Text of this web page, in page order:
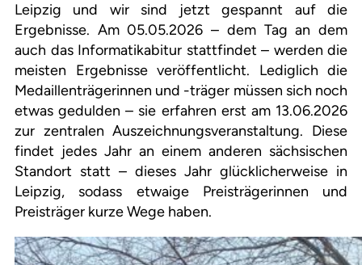
Leipzig und wir sind jetzt gespannt auf die
Ergebnisse. Am 05.05.2026 – dem Tag an dem
auch das Informatikabitur stattfindet – werden die
meisten Ergebnisse veröffentlicht. Lediglich die
Medaillenträgerinnen und -träger müssen sich noch
etwas gedulden – sie erfahren erst am 13.06.2026
zur zentralen Auszeichnungsveranstaltung. Diese
findet jedes Jahr an einem anderen sächsischen
Standort statt – dieses Jahr glücklicherweise in
Leipzig, sodass etwaige Preisträgerinnen und
Preisträger kurze Wege haben.